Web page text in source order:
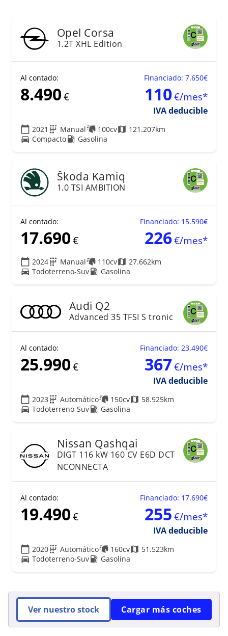
Opel Corsa
1.2T XHL Edition
Al contado:
8.490€
Financiado: 7.650€
110€/mes*
IVA deducible
2021 Manual 100cv
121.207km
Compacto
Gasolina
Škoda Kamiq
1.0 TSI AMBITION
Al contado:
17.690€
Financiado: 15.590€
226€/mes*
2024 Manual 110cv
27.662km
Todoterreno-Suv
Gasolina
Audi Q2
Advanced 35 TFSI S tronic
Al contado:
25.990€
Financiado: 23.490€
367€/mes*
IVA deducible
2023 Automático 150cv
58.925km
Todoterreno-Suv
Gasolina
Nissan Qashqai
DIGT 116 kW 160 CV E6D DCT
NCONNECTA
Al contado:
19.490€
Financiado: 17.690€
255€/mes*
IVA deducible
2020 Automático 160cv
51.523km
Todoterreno-Suv
Gasolina
Ver nuestro stock Cargar más coches